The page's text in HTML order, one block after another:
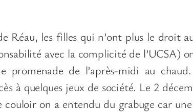
Réau, les filles qui n’ont plus le droit
avec la complicité de l’UCSA)
promenade de l’après-midi au
à quelques jeux de société. Le 2
couloir on a entendu du grabuge car